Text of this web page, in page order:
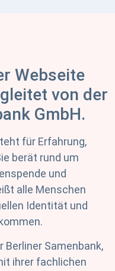
Webseite
von der
GmbH.
für Erfahrung,
berät rund um
und
alle Menschen
Identität und
Berliner Samenbank,
ihrer fachlichen